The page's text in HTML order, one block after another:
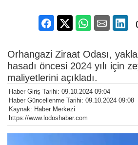
Orhangazi Ziraat Odası,
hasadı öncesi 2024 yılı için
maliyetlerini açıkladı.
Haber Giriş Tarihi: 09.10.2024 09:04
Haber Güncellenme Tarihi: 09.10.2024 09:08
Kaynak: Haber Merkezi
https://www.lodoshaber.com